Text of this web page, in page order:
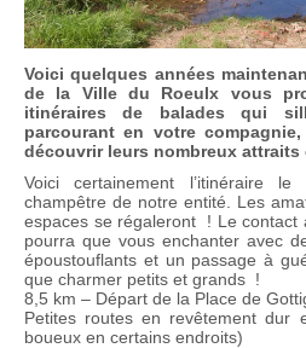
Voici quelques années
de la Ville du Roeulx vous
itinéraires de balades qui
parcourant en votre
découvrir leurs nombreux attraits
Voici certainement l’itinéraire
champêtre de notre entité. Les
espaces se régaleront ! Le contact
pourra que vous enchanter avec
époustouflants et un passage à
que charmer petits et grands !
8,5 km – Départ de la Place de
Petites routes en revêtement dur
boueux en certains endroits)